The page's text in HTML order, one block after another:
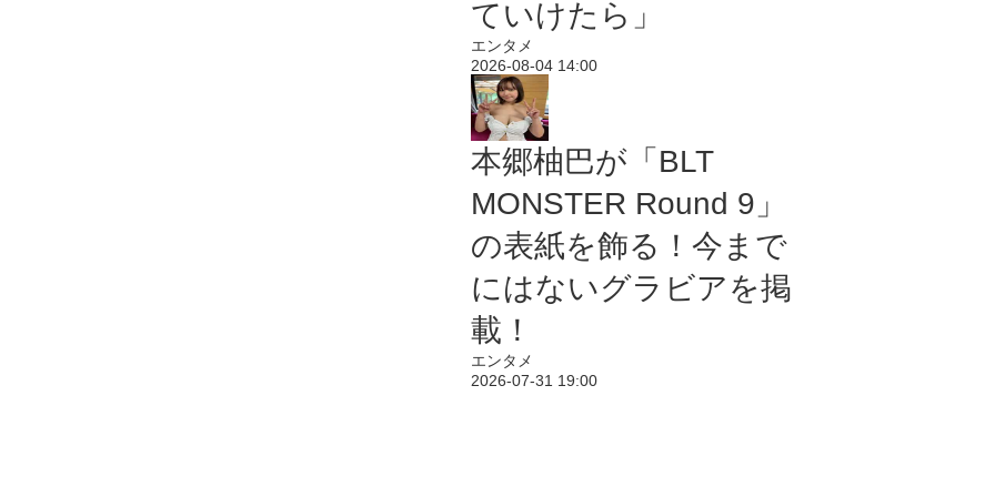
ていけたら」
エンタメ
2026-08-04 14:00
本郷柚巴が「BLT
MONSTER Round 9」
の表紙を飾る！今まで
にはないグラビアを掲
載！
エンタメ
2026-07-31 19:00